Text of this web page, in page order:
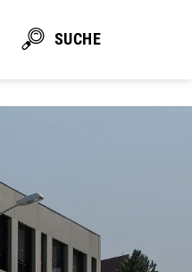
SUCHE